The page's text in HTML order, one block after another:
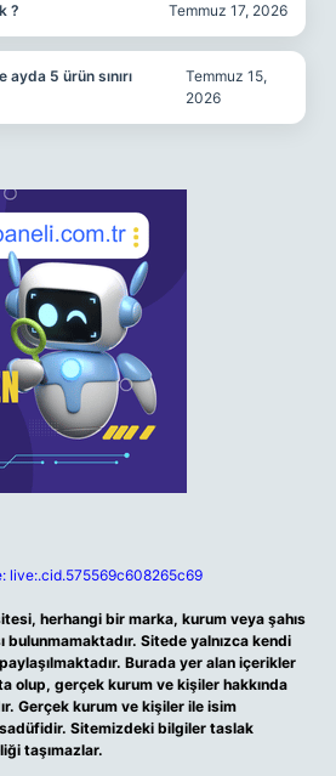
? Temmuz 17, 2026
ayda 5 ürün sınırı
Temmuz 15,
2026
live:.cid.575569c608265c69
herhangi bir marka, kurum veya şahıs
bulunmamaktadır. Sitede yalnızca kendi
paylaşılmaktadır. Burada yer alan içerikler
olup, gerçek kurum ve kişiler hakkında
Gerçek kurum ve kişiler ile isim
Sitemizdeki bilgiler taslak
taşımazlar.